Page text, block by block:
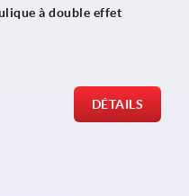
à double effet
DÉTAILS